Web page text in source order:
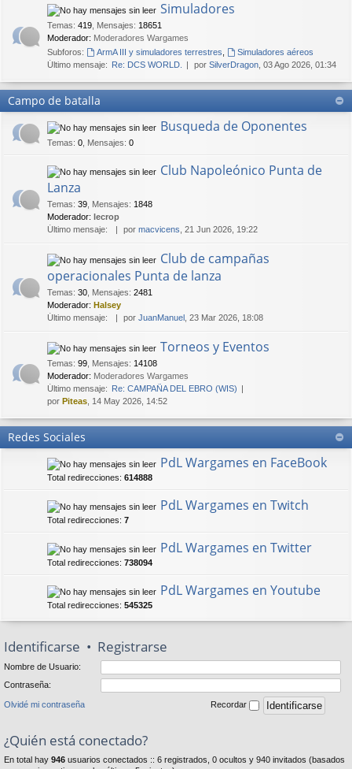
Simuladores
Temas: 419 Mensajes: 18651
Moderador: Moderadores Wargames
Subforos:
ArmA III y simuladores terrestres
Simuladores aéreos
Último mensaje: Re: DCS WORLD. por SilverDragon , 03 Ago 2026, 01:34
Campo de batalla
Busqueda de Oponentes
Temas: 0 Mensajes: 0
Club Napoleónico Punta de
Lanza
Temas: 39 Mensajes: 1848
Moderador: lecrop
Último mensaje:
por macvicens , 21 Jun 2026, 19:22
Club de campañas
operacionales Punta de lanza
Temas: 30 Mensajes: 2481
Moderador: Halsey
Último mensaje:
por JuanManuel , 23 Mar 2026, 18:08
Torneos y Eventos
Temas: 99 Mensajes: 14108
Moderador: Moderadores Wargames
Último mensaje: Re: CAMPAÑA DEL EBRO (WIS)
por Piteas , 14 May 2026, 14:52
Redes Sociales
PdL Wargames en FaceBook
Total redirecciones: 614888
PdL Wargames en Twitch
Total redirecciones: 7
PdL Wargames en Twitter
Total redirecciones: 738094
PdL Wargames en Youtube
Total redirecciones: 545325
Identificarse • Registrarse
Nombre de Usuario:
Contraseña:
Olvidé mi contraseña Recordar
¿Quién está conectado?
En total hay 946 usuarios conectados :: 6 registrados, 0 ocultos y 940 invitados (basados